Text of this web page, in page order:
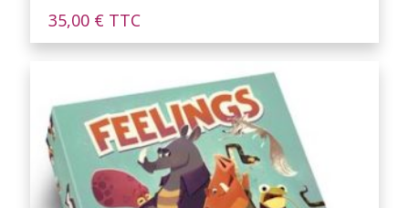
35,00 € TTC